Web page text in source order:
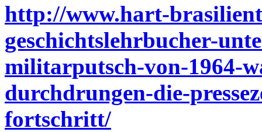
http://www.hart-
geschichtslehrbucher-
militarputsch-von-1964-
durchdrungen-die-
fortschritt/